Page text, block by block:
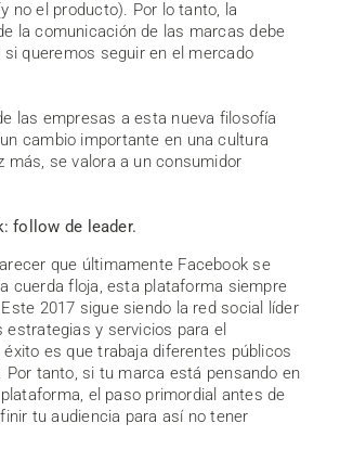
no el producto). Por lo tanto, la
la comunicación de las marcas debe
queremos seguir en el mercado
las empresas a esta nueva filosofía
cambio importante en una cultura
más, se valora a un consumidor
follow de leader.
que últimamente Facebook se
cuerda floja, esta plataforma siempre
2017 sigue siendo la red social líder
estrategias y servicios para el
éxito es que trabaja diferentes públicos
Por tanto, si tu marca está pensando en
el paso primordial antes de
tu audiencia para así no tener